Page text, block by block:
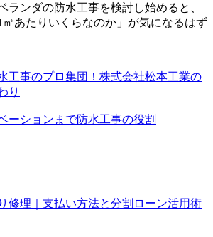
ランダの防水工事を検討し始めると、
㎡あたりいくらなのか」が気になるはず
工事のプロ集団！株式会社松本工業の
り
ーションまで防水工事の役割
修理｜支払い方法と分割ローン活用術